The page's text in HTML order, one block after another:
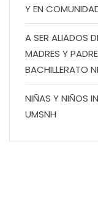
Y EN
A SER ALIADOS
MADRES Y
BACHILLERATO
NIÑAS Y NIÑOS
UMSNH